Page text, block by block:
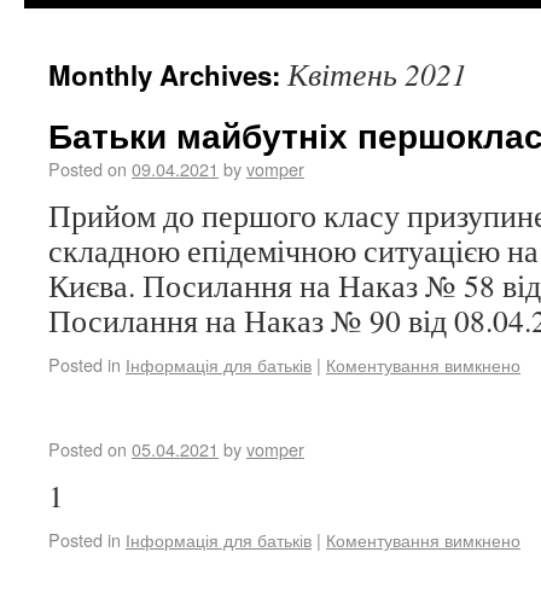
Monthly Archives:Квітень 2021
Батьки майбутніх
Posted on 09.04.2021 byvomper
Прийом до першого класу
складною епідемічною ситуацією на
Києва. Посилання на Наказ № 58
Посилання на Наказ № 90 від
Posted in Інформація для батьків | Коментування вимкнено
Posted on 05.04.2021 byvomper
1
Posted in Інформація для батьків | Коментування вимкнено